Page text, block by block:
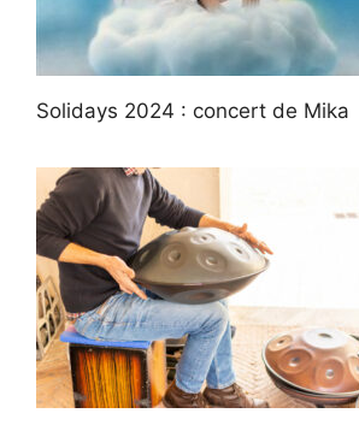
Solidays 2024 : concert de Mika